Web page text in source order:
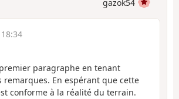
gazok54
paragraphe en tenant
remarques. En espérant que cette
conforme à la réalité du terrain.